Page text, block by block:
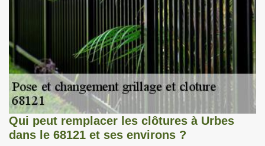
Qui peut remplacer les clôtures à Urbes
dans le 68121 et ses environs ?